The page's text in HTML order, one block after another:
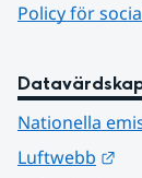
Policy för
Nationella
Luftwebb